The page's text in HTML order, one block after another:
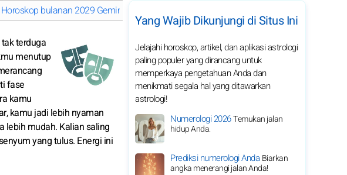
Horoskop bulanan 2029 Gemini: pilih bulan
terduga
menutup
fase
kamu
kamu jadi lebih nyaman
lebih mudah. Kalian saling
yang tulus. Energi ini
Yang Wajib Dikunjungi di Situs Ini
Jelajahi horoskop, artikel, dan aplikasi astrologi
paling populer yang dirancang untuk
memperkaya pengetahuan Anda dan
menikmati segala hal yang ditawarkan
astrologi!
Numerologi 2026Temukan jalan
hidup Anda.
Prediksi numerologi Anda Biarkan
angka menerangi jalan Anda!